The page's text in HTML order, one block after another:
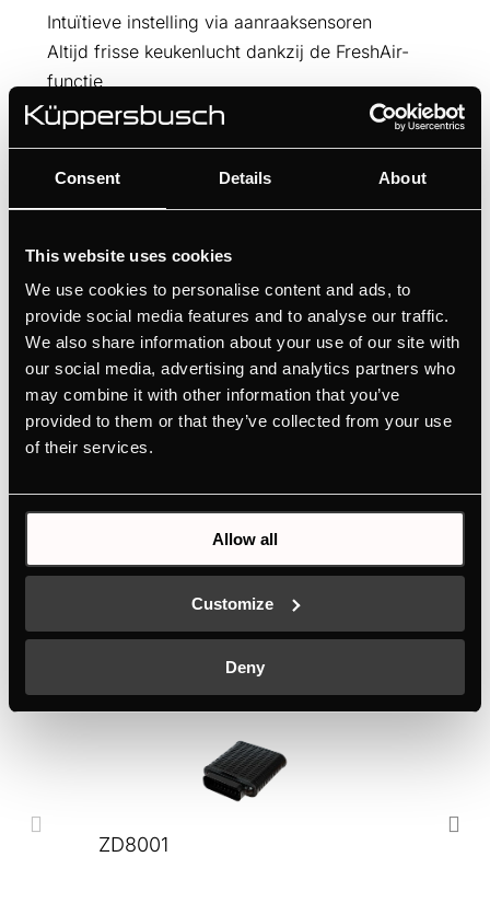
Consent Details About
This website uses cookies
We use cookies to personalise content and ads, to
provide social media features and to analyse our traffic.
We also share information about your use of our site with
our social media, advertising and analytics partners who
may combine it with other information that you’ve
provided to them or that they’ve collected from your use
of their services.
Allow all
Customize
Deny
Intuïtieve instelling via aanraaksensoren
Altijd frisse keukenlucht dankzij de FreshAir-
functie
ENERGIELABEL
EU PRODUCTKAART
Functies
Elektrische verbinding
Optionele Accessoires
ZD8001